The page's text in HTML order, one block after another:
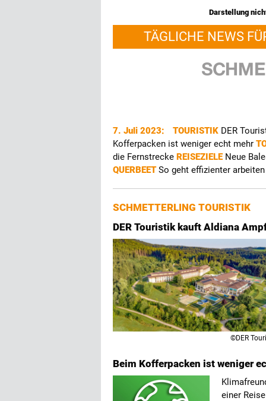
Darstellung
TÄGLICHE NEWS
7. Juli 2023: TOURISTIK DER
Kofferpacken ist weniger echt mehr
die Fernstrecke REISEZIELE Neue
QUERBEETSo geht effizienter arbeiten
SCHMETTERLING TOURISTIK
DER Touristik kauft Aldiana
©DER
Beim Kofferpacken ist weniger
einer